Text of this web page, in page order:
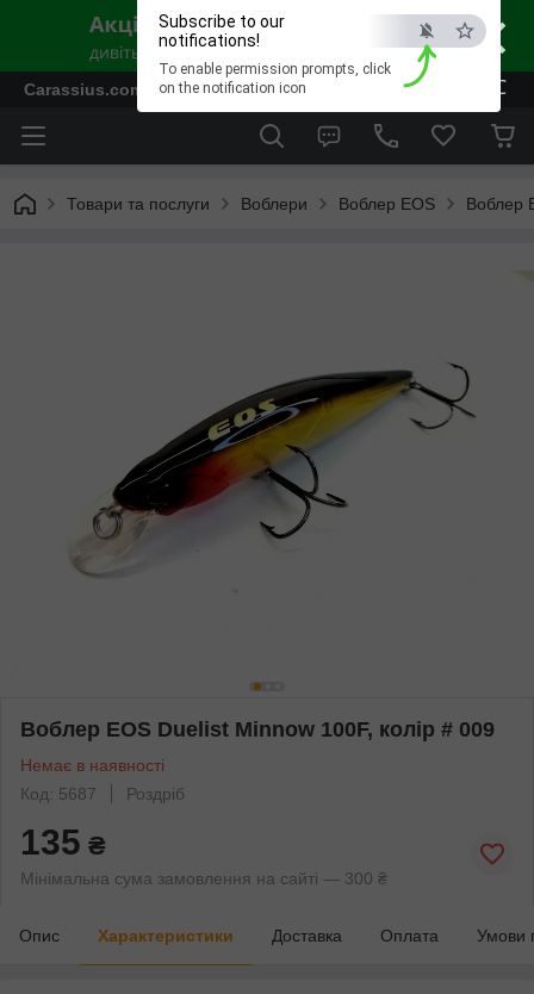
×
ESC
Subscribe to our
notifications!
To enable permission prompts, click
on the notification icon
Carassius.com.ua - Все для риболовлі та відпочинку
Товари та послуги Воблери Воблер EOS Воблер
Воблер EOS Duelist Minnow 100F, колір # 009
Немає в наявності
Код: 5687
Роздріб
135 ₴
Мінімальна сума замовлення на сайті — 300 ₴
Опис Характеристики Доставка Оплата Умови